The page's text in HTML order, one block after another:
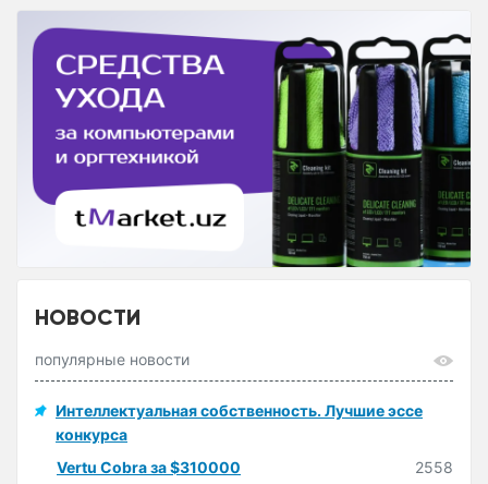
НОВОСТИ
популярные новости
Интеллектуальная собственность. Лучшие эссе
конкурса
Vertu Cobra за $310000
2558